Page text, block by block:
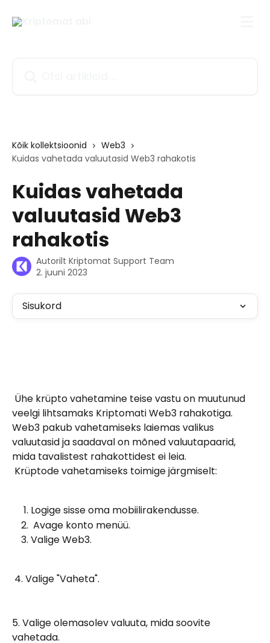
Kõik kollektsioonid
Web3
Kuidas vahetada valuutasid Web3 rahakotis
Kuidas vahetada
valuutasid Web3
rahakotis
Autorilt Kriptomat Support Team
2. juuni 2023
Sisukord
veelgi lihtsamaks Kriptomati Web3 rahakotiga.
Web3 pakub vahetamiseks laiemas valikus
valuutasid ja saadaval on mõned valuutapaarid,
mida tavalistest rahakottidest ei leia.
Krüptode vahetamiseks toimige järgmiselt:
Logige sisse oma mobiilirakendusse.
Avage konto menüü.
Valige Web3.
4. Valige "Vaheta".
5. Valige olemasolev valuuta, mida soovite
vahetada.